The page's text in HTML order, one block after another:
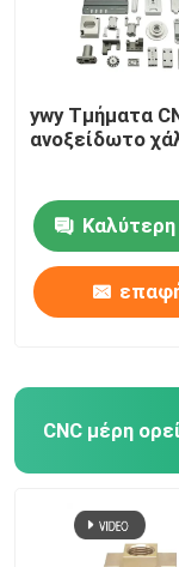
ywy Τμήματα
ανοξείδωτο
Καλύτερη
CNC μέρη